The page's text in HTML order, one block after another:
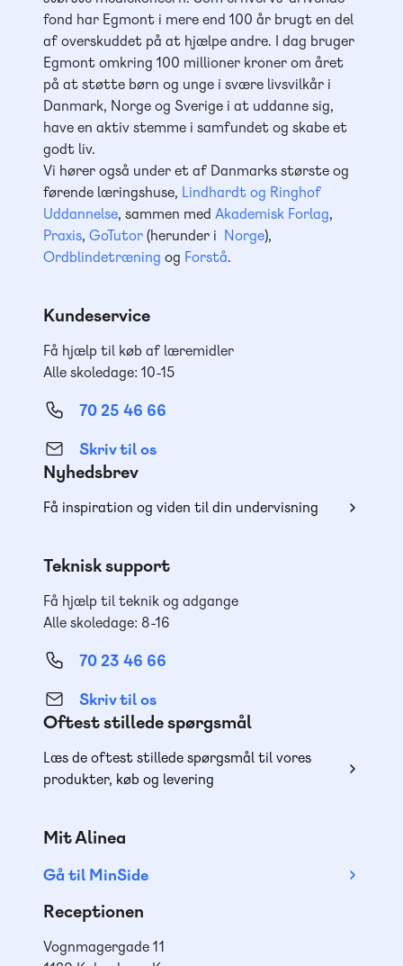
fond har Egmont i mere end 100 år brugt en del
af overskuddet på at hjælpe andre. I dag bruger
Egmont omkring 100 millioner kroner om året
på at støtte børn og unge i svære livsvilkår i
Danmark, Norge og Sverige i at uddanne sig,
have en aktiv stemme i samfundet og skabe et
godt liv.
Vi hører også under et af Danmarks største og
førende læringshuse, Lindhardt og Ringhof
Uddannelse, sammen med Akademisk Forlag,
Praxis, GoTutor(herunder i Norge),
Ordblindetræning og Forstå.
Kundeservice
Få hjælp til køb af læremidler
Alle skoledage: 10-15
70 25 46 66
Skriv til os
Nyhedsbrev
Få inspiration og viden til din undervisning
Teknisk support
Få hjælp til teknik og adgange
Alle skoledage: 8-16
70 23 46 66
Skriv til os
Oftest stillede spørgsmål
Læs de oftest stillede spørgsmål til vores
produkter, køb og levering
Mit Alinea
Gå til MinSide
Receptionen
Vognmagergade 11